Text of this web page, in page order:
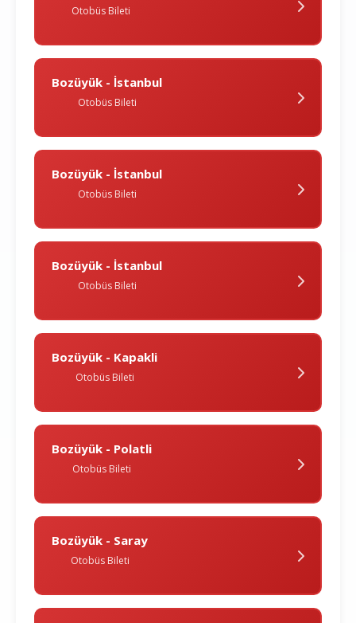
Otobüs Bileti
Bozüyük - İstanbul
Otobüs Bileti
Bozüyük - İstanbul
Otobüs Bileti
Bozüyük - İstanbul
Otobüs Bileti
Bozüyük - Kapakli
Otobüs Bileti
Bozüyük - Polatli
Otobüs Bileti
Bozüyük - Saray
Otobüs Bileti